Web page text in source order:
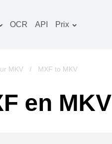
OCR API Prix
MKV / MXF to MKV
en MKV